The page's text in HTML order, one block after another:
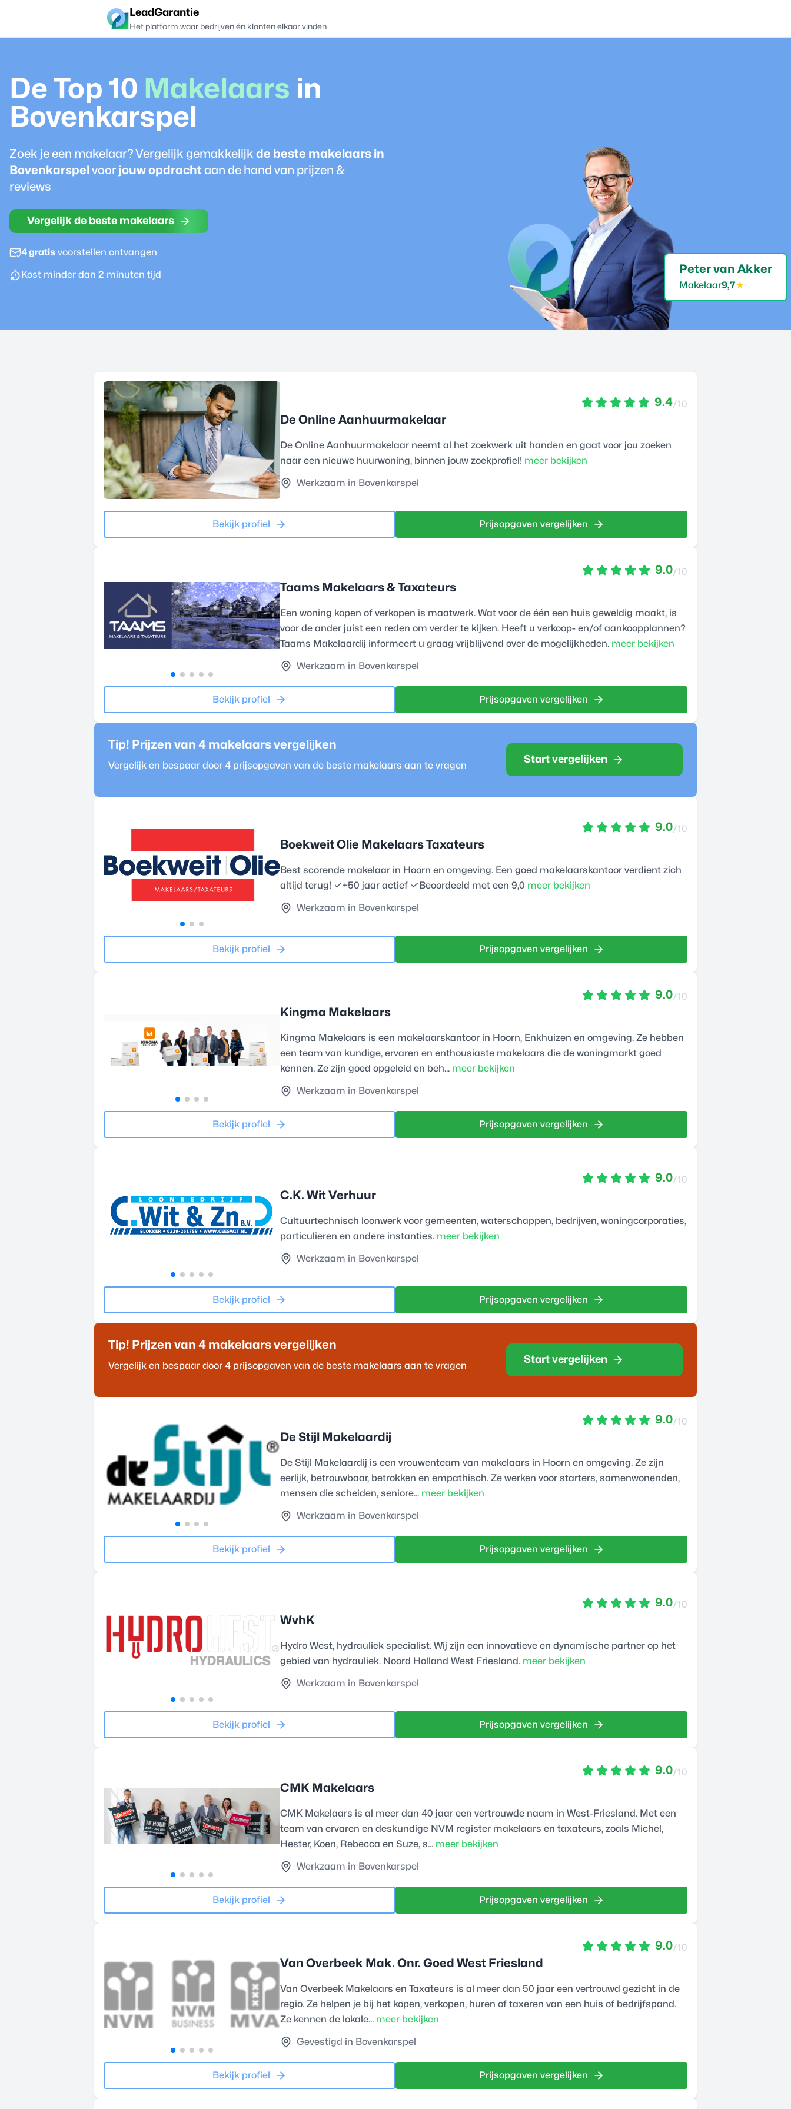
LeadGarantie
Het platform waar bedrijven én klanten elkaar vinden
De Top 10 Makelaars in
Bovenkarspel
Zoek je een makelaar? Vergelijk gemakkelijk de beste makelaars in
Bovenkarspel voor jouw opdracht aan de hand van prijzen &
reviews
Vergelijk de beste makelaars
4 gratis voorstellen ontvangen
Kost minder dan 2 minuten tijd Peter van Akker
Makelaar9,7★
9.4/10
De Online Aanhuurmakelaar
De Online Aanhuurmakelaar neemt al het zoekwerk uit handen en gaat voor jou zoeken
naar een nieuwe huurwoning, binnen jouw zoekprofiel! meer bekijken
Werkzaam in Bovenkarspel
Bekijk profiel Prijsopgaven vergelijken
9.0/10
Taams Makelaars & Taxateurs
Een woning kopen of verkopen is maatwerk. Wat voor de één een huis geweldig maakt, is
voor de ander juist een reden om verder te kijken. Heeft u verkoop- en/of aankoopplannen?
Taams Makelaardij informeert u graag vrijblijvend over de mogelijkheden. meer bekijken
Werkzaam in Bovenkarspel
Bekijk profiel Prijsopgaven vergelijken
Tip! Prijzen van 4 makelaars vergelijken
Vergelijk en bespaar door 4 prijsopgaven van de beste makelaars aan te vragen
Start vergelijken
9.0/10
Boekweit Olie Makelaars Taxateurs
Best scorende makelaar in Hoorn en omgeving. Een goed makelaarskantoor verdient zich
altijd terug! ✓+50 jaar actief ✓Beoordeeld met een 9,0 meer bekijken
Werkzaam in Bovenkarspel
Bekijk profiel Prijsopgaven vergelijken
9.0/10
Kingma Makelaars
Kingma Makelaars is een makelaarskantoor in Hoorn, Enkhuizen en omgeving. Ze hebben
een team van kundige, ervaren en enthousiaste makelaars die de woningmarkt goed
kennen. Ze zijn goed opgeleid en beh... meer bekijken
Werkzaam in Bovenkarspel
Bekijk profiel Prijsopgaven vergelijken
9.0/10
C.K. Wit Verhuur
Cultuurtechnisch loonwerk voor gemeenten, waterschappen, bedrijven, woningcorporaties,
particulieren en andere instanties. meer bekijken
Werkzaam in Bovenkarspel
Bekijk profiel Prijsopgaven vergelijken
Tip! Prijzen van 4 makelaars vergelijken
Vergelijk en bespaar door 4 prijsopgaven van de beste makelaars aan te vragen
Start vergelijken
9.0/10
De Stijl Makelaardij
De Stijl Makelaardij is een vrouwenteam van makelaars in Hoorn en omgeving. Ze zijn
eerlijk, betrouwbaar, betrokken en empathisch. Ze werken voor starters, samenwonenden,
mensen die scheiden, seniore... meer bekijken
Werkzaam in Bovenkarspel
Bekijk profiel Prijsopgaven vergelijken
9.0/10
WvhK
Hydro West, hydrauliek specialist. Wij zijn een innovatieve en dynamische partner op het
gebied van hydrauliek. Noord Holland West Friesland. meer bekijken
Werkzaam in Bovenkarspel
Bekijk profiel Prijsopgaven vergelijken
9.0/10
CMK Makelaars
CMK Makelaars is al meer dan 40 jaar een vertrouwde naam in West-Friesland. Met een
team van ervaren en deskundige NVM register makelaars en taxateurs, zoals Michel,
Hester, Koen, Rebecca en Suze, s... meer bekijken
Werkzaam in Bovenkarspel
Bekijk profiel Prijsopgaven vergelijken
9.0/10
Van Overbeek Mak. Onr. Goed West Friesland
Van Overbeek Makelaars en Taxateurs is al meer dan 50 jaar een vertrouwd gezicht in de
regio. Ze helpen je bij het kopen, verkopen, huren of taxeren van een huis of bedrijfspand.
Ze kennen de lokale... meer bekijken
Gevestigd in Bovenkarspel
Bekijk profiel Prijsopgaven vergelijken